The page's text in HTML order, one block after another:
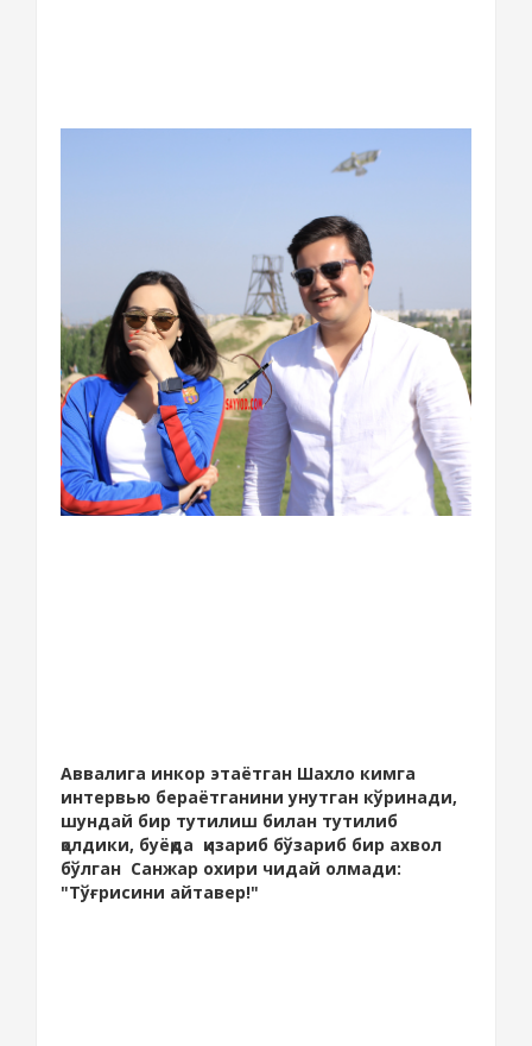
Аввалига инкор этаётган Шахло кимга
интервью бераётганини унутган кўринади,
шундай бир тутилиш билан тутилиб
қолдики, буёқда қизариб бўзариб бир ахвол
бўлган Санжар охири чидай олмади:
"Тўғрисини айтавер!"